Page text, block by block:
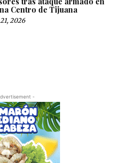
Centro de Tijuana
2026
-